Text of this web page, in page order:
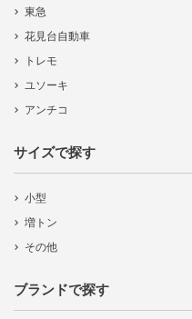
東急
花見台自動車
トレモ
ユソーキ
アンチコ
サイズで探す
小型
増トン
その他
ブランドで探す